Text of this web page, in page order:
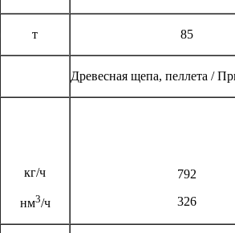
т 85
Древесная щепа, пеллета /
кг/ч
нм3/ч
792
326